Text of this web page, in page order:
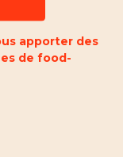
apporter des
de food-